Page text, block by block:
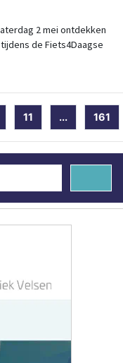
2 mei ontdekken
de Fiets4Daagse
11 ... 161